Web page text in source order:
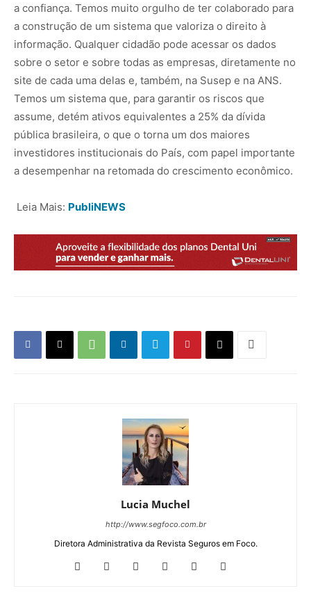
a confiança. Temos muito orgulho de ter colaborado para
a construção de um sistema que valoriza o direito à
informação. Qualquer cidadão pode acessar os dados
sobre o setor e sobre todas as empresas, diretamente no
site de cada uma delas e, também, na Susep e na ANS.
Temos um sistema que, para garantir os riscos que
assume, detém ativos equivalentes a 25% da dívida
pública brasileira, o que o torna um dos maiores
investidores institucionais do País, com papel importante
a desempenhar na retomada do crescimento econômico.
Leia Mais: PubliNEWS
Lucia Muchel
http://www.segfoco.com.br
Diretora Administrativa da Revista Seguros em Foco.